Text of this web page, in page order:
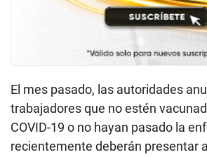
El mes pasado, las autoridades
trabajadores que no estén
COVID-19 o no hayan pasado la
recientemente deberán presentar